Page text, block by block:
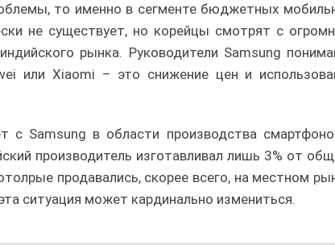
то именно в сегменте бюджетных
не существует, но корейцы смотрят с
рынка. Руководители Samsung
или Xiaomi – это снижение цен и
с Samsung в области производства
производитель изготавливал лишь 3% от
продавались, скорее всего, на местном
ситуация может кардинально измениться.